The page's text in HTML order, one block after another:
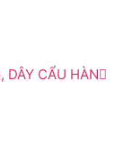
DÂY CẨU HÀN